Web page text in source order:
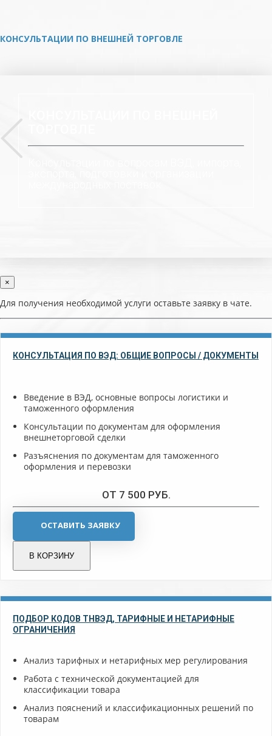
КОНСУЛЬТАЦИИ ПО ВНЕШНЕЙ ТОРГОВЛЕ
×
Для получения необходимой услуги оставьте заявку в чате.
КОНСУЛЬТАЦИЯ ПО ВЭД: ОБЩИЕ ВОПРОСЫ / ДОКУМЕНТЫ
Введение в ВЭД, основные вопросы логистики и
таможенного оформления
Консультации по документам для оформления
внешнеторговой сделки
Разъяснения по документам для таможенного
оформления и перевозки
ОТ 7 500 РУБ.
ОСТАВИТЬ ЗАЯВКУ
В КОРЗИНУ
ПОДБОР КОДОВ ТНВЭД, ТАРИФНЫЕ И НЕТАРИФНЫЕ
ОГРАНИЧЕНИЯ
Анализ тарифных и нетарифных мер регулирования
Работа с технической документацией для
классификации товара
Анализ пояснений и классификационных решений по
товарам